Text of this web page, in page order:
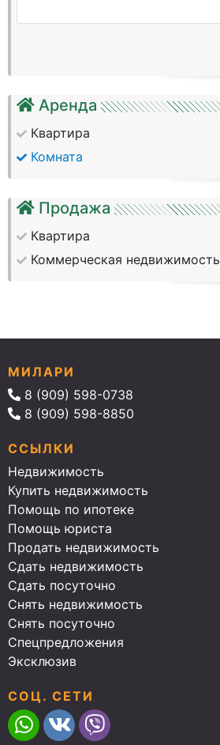
Аренда
Квартира
Комната
Продажа
Квартира
Коммерческая недвижимость
МИЛАРИ
8 (909) 598-0738
8 (909) 598-8850
ССЫЛКИ
Недвижимость
Купить недвижимость
Помощь по ипотеке
Помощь юриста
Продать недвижимость
Сдать недвижимость
Сдать посуточно
Снять недвижимость
Снять посуточно
Спецпредложения
Эксклюзив
СОЦ. СЕТИ